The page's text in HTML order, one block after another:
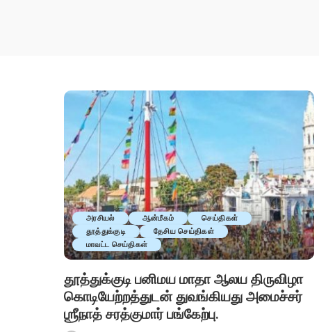
அரசியல் ஆன்மீகம்
செய்திகள்
தூத்துக்குடி
தேசிய செய்திகள்
மாவட்ட செய்திகள்
தூத்துக்குடி பனிமய மாதா ஆலய திருவிழா
கொடியேற்றத்துடன் துவங்கியது அமைச்சர்
ஶ்ரீநாத் சரத்குமார் பங்கேற்பு.